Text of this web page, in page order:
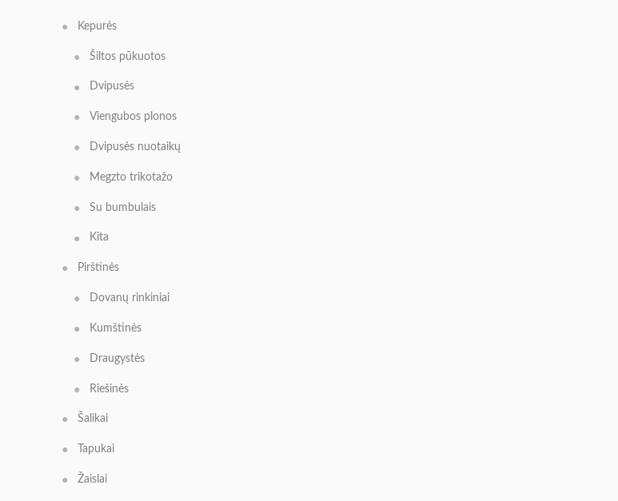
Kepurės
Šiltos pūkuotos
Dvipusės
Viengubos plonos
Dvipusės nuotaikų
Megzto trikotažo
Su bumbulais
Kita
Pirštinės
Dovanų rinkiniai
Kumštinės
Draugystės
Riešinės
Šalikai
Tapukai
Žaislai